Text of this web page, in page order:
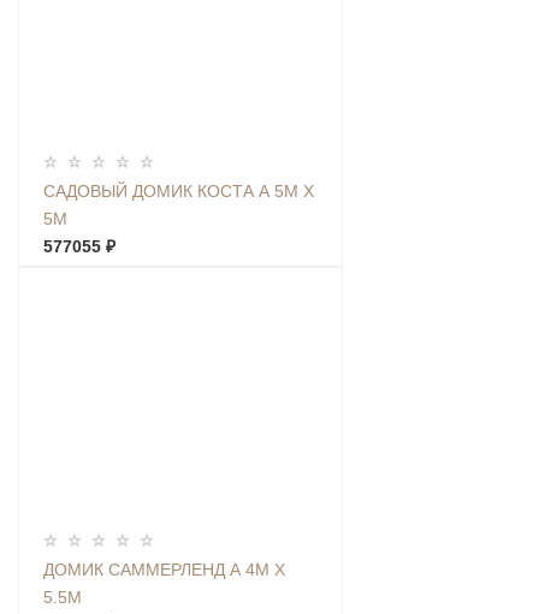
САДОВЫЙ ДОМИК КОСТА А 5М Х
5М
577055 ₽
ДОМИК САММЕРЛЕНД А 4М Х
5.5М